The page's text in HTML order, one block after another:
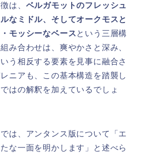
は、 ベルガモットのフレッシュ
なミドル、そしてオークモスと
モッシーなベースという三層構
み合わせは、爽やかさと深み、
う相反する要素を見事に融合さ
ニアも、この基本構造を踏襲し
はの解釈を加えているでしょ
は、アンタンス版について「エ
な一面を明かします」と述べら